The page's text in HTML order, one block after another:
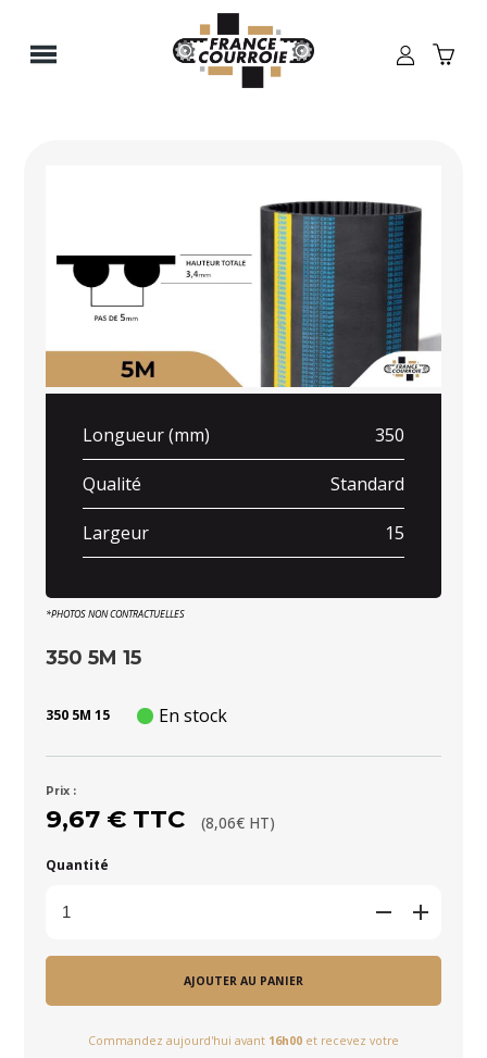
Longueur (mm) 350
Qualité Standard
Largeur 15
*PHOTOS NON CONTRACTUELLES
350 5M 15
350 5M 15 En stock
Prix :
9,67 € TTC (8,06€ HT)
Quantité
AJOUTER AU PANIER
Commandez aujourd'hui avant 16h00 et recevez votre
Panneau de gestion des cookies